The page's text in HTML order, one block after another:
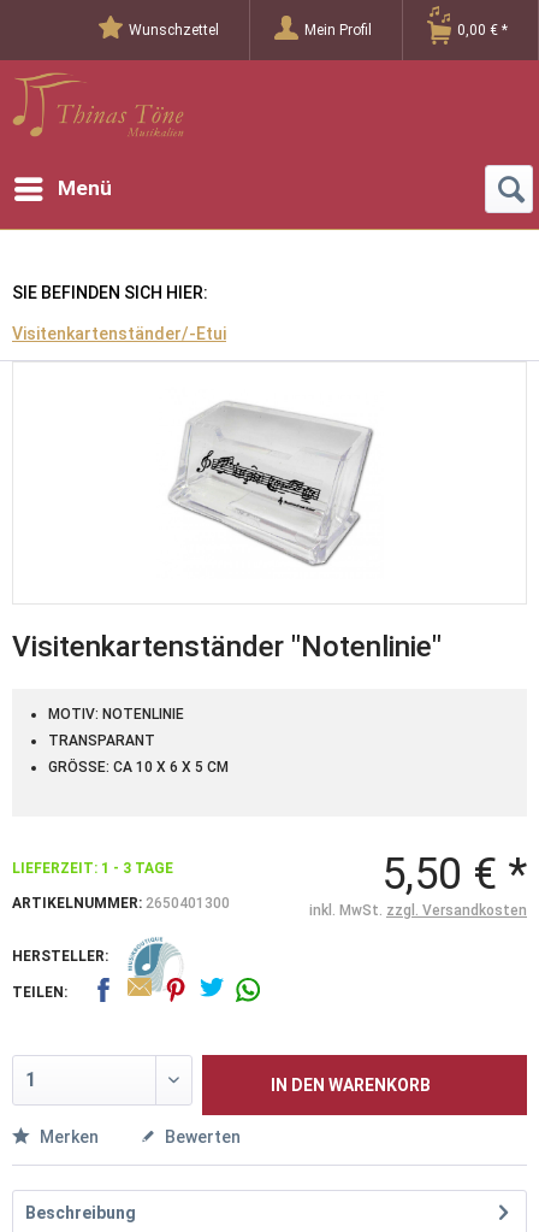
Wunschzettel Mein Profil 0,00 € *
Menü
SIE BEFINDEN SICH HIER:
Visitenkartenständer/-Etui
Visitenkartenständer "Notenlinie"
MOTIV: NOTENLINIE
TRANSPARANT
GRÖSSE: CA 10 X 6 X 5 CM
LIEFERZEIT: 1 - 3 TAGE
ARTIKELNUMMER: 2650401300
HERSTELLER:
5,50 € *
inkl. MwSt. zzgl. Versandkosten
TEILEN:
IN DEN WARENKORB
Merken Bewerten
Beschreibung